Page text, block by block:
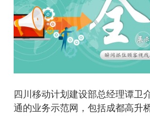
四川移动计划建设部总经理谭卫
通的业务示范网，包括成都高升